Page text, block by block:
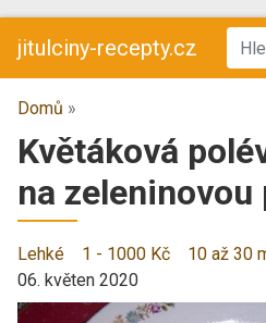
jitulciny-recepty.cz
Domů »
Květáková
na zeleninovou
Lehké 1 - 1000 Kč
10 až 30
06. květen 2020